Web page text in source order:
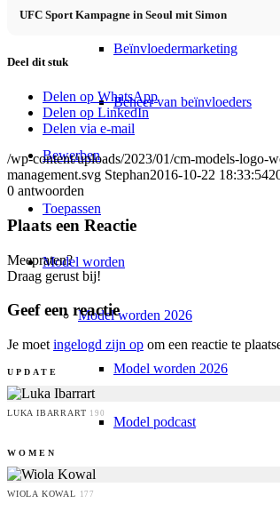
Beïnvloedermarketing
Beheer van beïnvloeders
Bewerben
Toepassen
Model worden
Model worden 2026
Model worden 2026
Model podcast
UFC Sport Kampagne in Seoul mit Simon
Deel dit stuk
Delen op WhatsApp
Delen op LinkedIn
Delen via e-mail
/wp-content/uploads/2023/01/cm-models-logo-
management.svg Stephan2016-10-22 18:33:54
0 antwoorden
Plaats een Reactie
Meepraten?
Draag gerust bij!
Geef een reactie
Je moet ingelogd zijn op om een reactie te
UPDATE
LUKA IBARRART 190
WOMEN
WIOLA KOWAL 177